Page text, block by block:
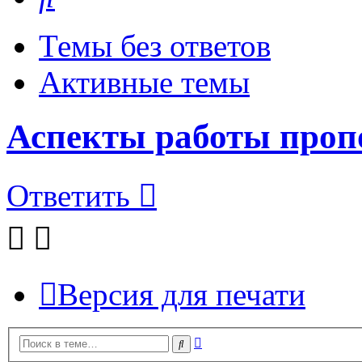
Темы без ответов
Активные темы
Аспекты работы
Ответить
Версия для печати
Поиск